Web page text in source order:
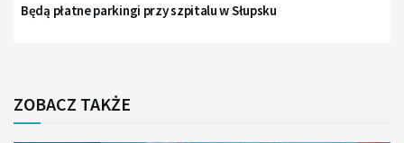
Będą płatne parkingi przy szpitalu w Słupsku
ZOBACZ TAKŻE